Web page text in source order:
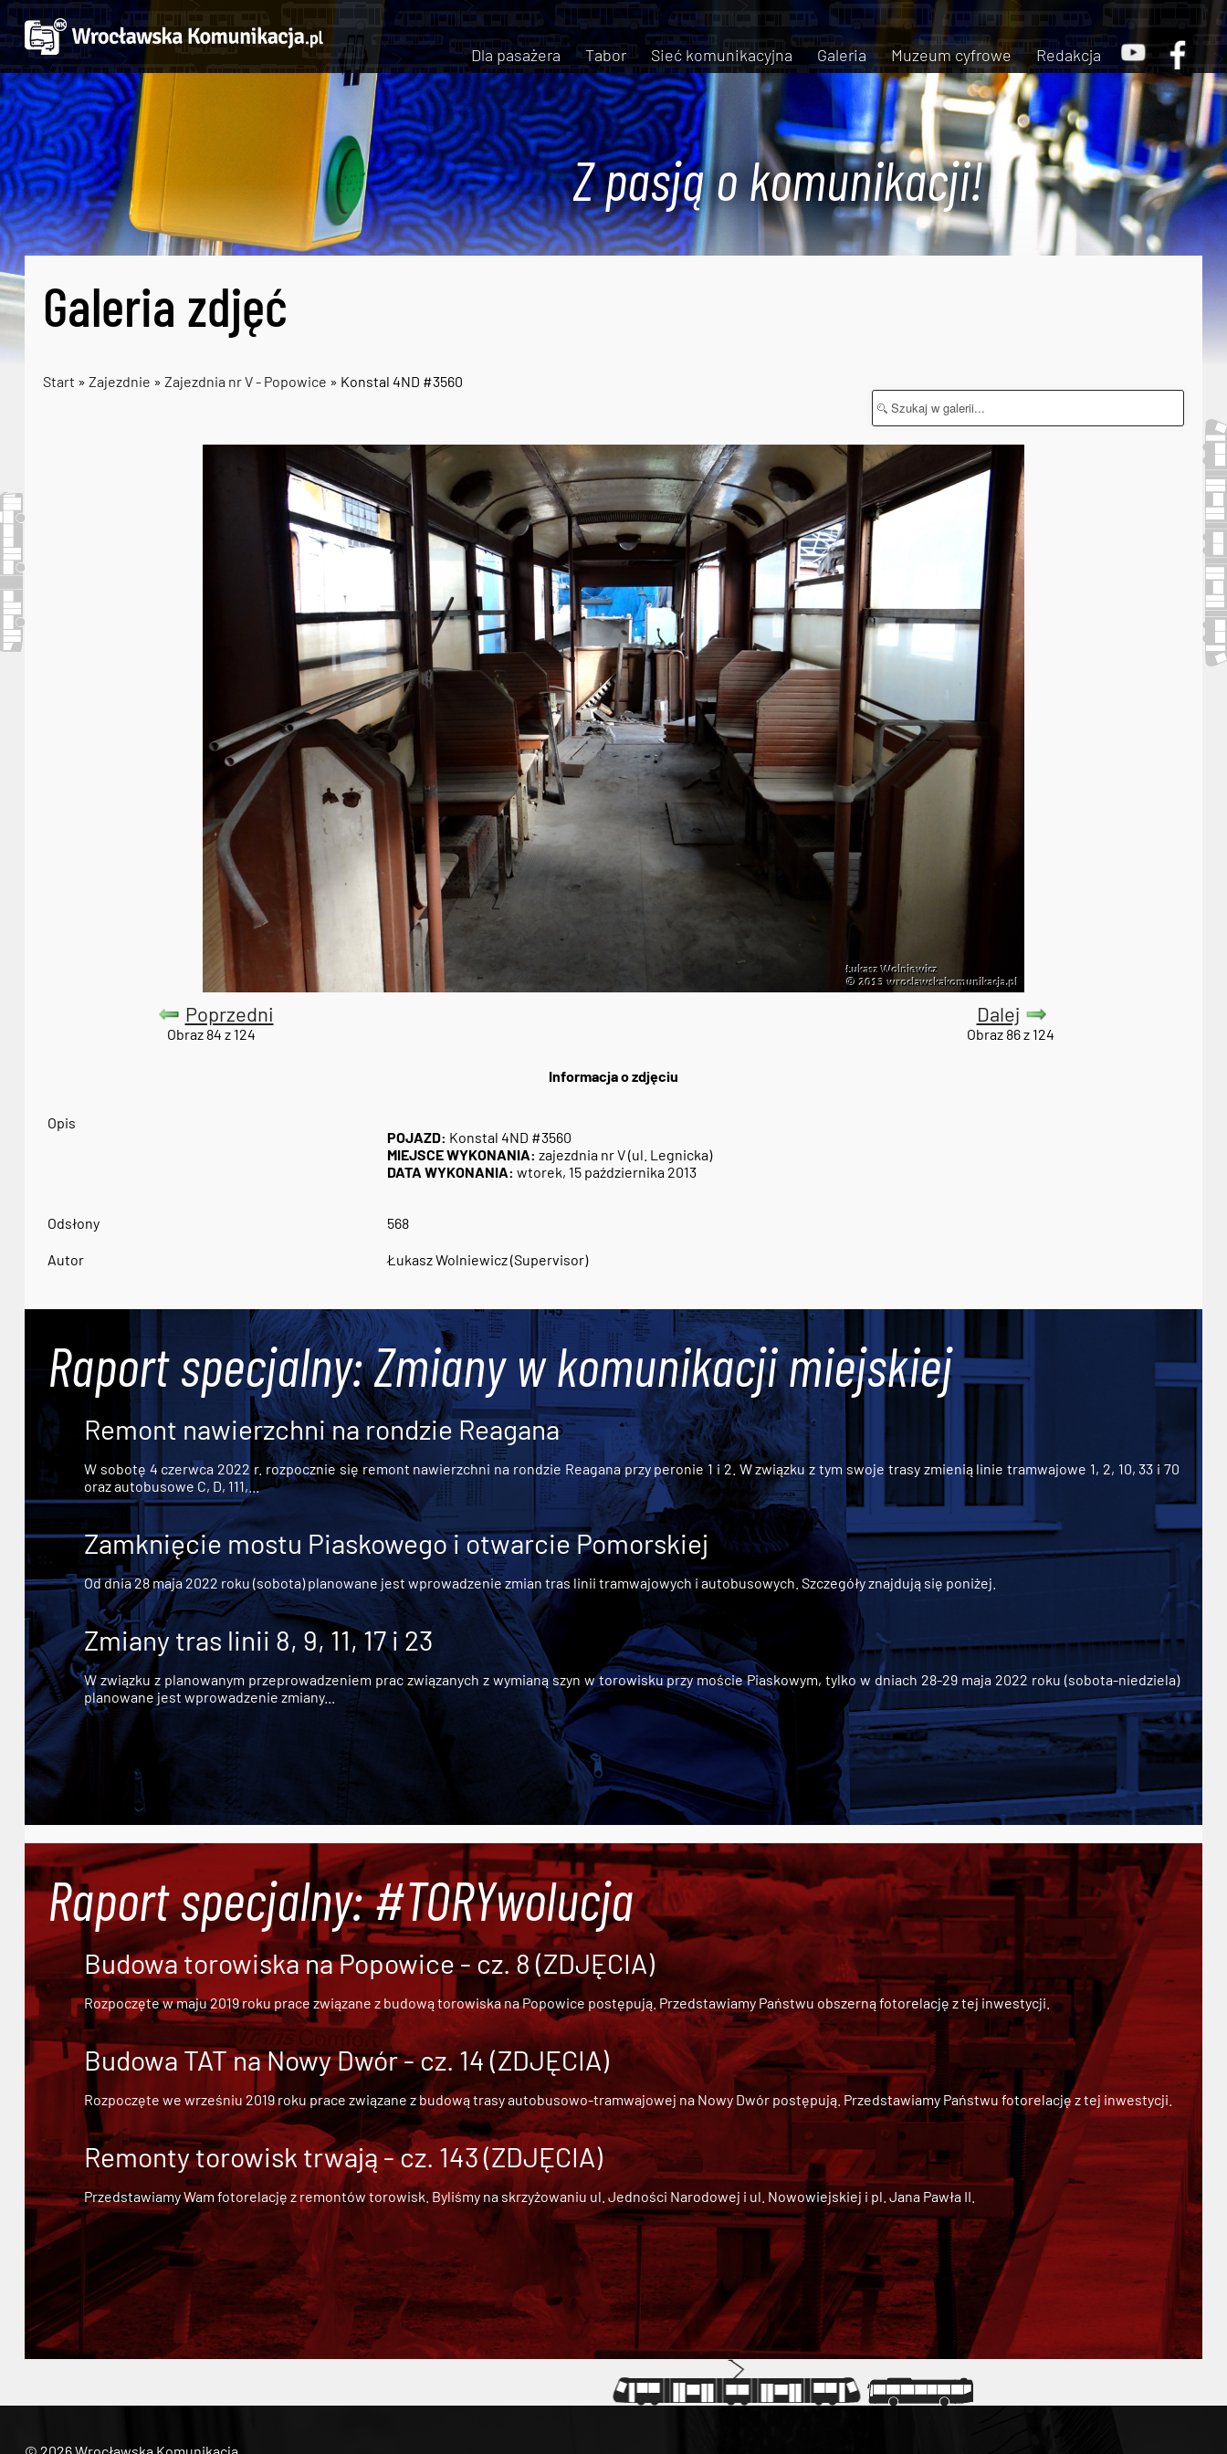
Dla pasażera Tabor Sieć komunikacyjna Galeria Muzeum cyfrowe Redakcja
Z pasją o komunikacji!
Galeria zdjęć
Start » Zajezdnie » Zajezdnia nr V - Popowice » Konstal 4ND #3560
Poprzedni
Obraz 84 z 124
Dalej
Obraz 86 z 124
Informacja o zdjęciu
Opis
POJAZD: Konstal 4ND #3560
MIEJSCE WYKONANIA: zajezdnia nr V (ul. Legnicka)
DATA WYKONANIA: wtorek, 15 października 2013
Odsłony 568
Autor Łukasz Wolniewicz (Supervisor)
Raport specjalny: Zmiany w komunikacji miejskiej
Remont nawierzchni na rondzie Reagana
W sobotę 4 czerwca 2022 r. rozpocznie się remont nawierzchni na rondzie Reagana przy peronie 1 i 2. W związku z tym swoje trasy zmienią linie tramwajowe 1, 2, 10, 33 i 70
oraz autobusowe C, D, 111,...
Zamknięcie mostu Piaskowego i otwarcie Pomorskiej
Od dnia 28 maja 2022 roku (sobota) planowane jest wprowadzenie zmian tras linii tramwajowych i autobusowych. Szczegóły znajdują się poniżej.
Zmiany tras linii 8, 9, 11, 17 i 23
W związku z planowanym przeprowadzeniem prac związanych z wymianą szyn w torowisku przy moście Piaskowym, tylko w dniach 28-29 maja 2022 roku (sobota-niedziela)
planowane jest wprowadzenie zmiany...
Raport specjalny: #TORYwolucja
Budowa torowiska na Popowice - cz. 8 (ZDJĘCIA)
Rozpoczęte w maju 2019 roku prace związane z budową torowiska na Popowice postępują. Przedstawiamy Państwu obszerną fotorelację z tej inwestycji.
Budowa TAT na Nowy Dwór - cz. 14 (ZDJĘCIA)
Rozpoczęte we wrześniu 2019 roku prace związane zbudową trasy autobusowo-tramwajowej na Nowy Dwórpostępują. Przedstawiamy Państwu fotorelację z tej inwestycji.
Remonty torowisk trwają - cz. 143 (ZDJĘCIA)
Przedstawiamy Wam fotorelację z remontów torowisk. Byliśmy na skrzyżowaniu ul. Jedności Narodowej i ul. Nowowiejskiej i pl. Jana Pawła II.